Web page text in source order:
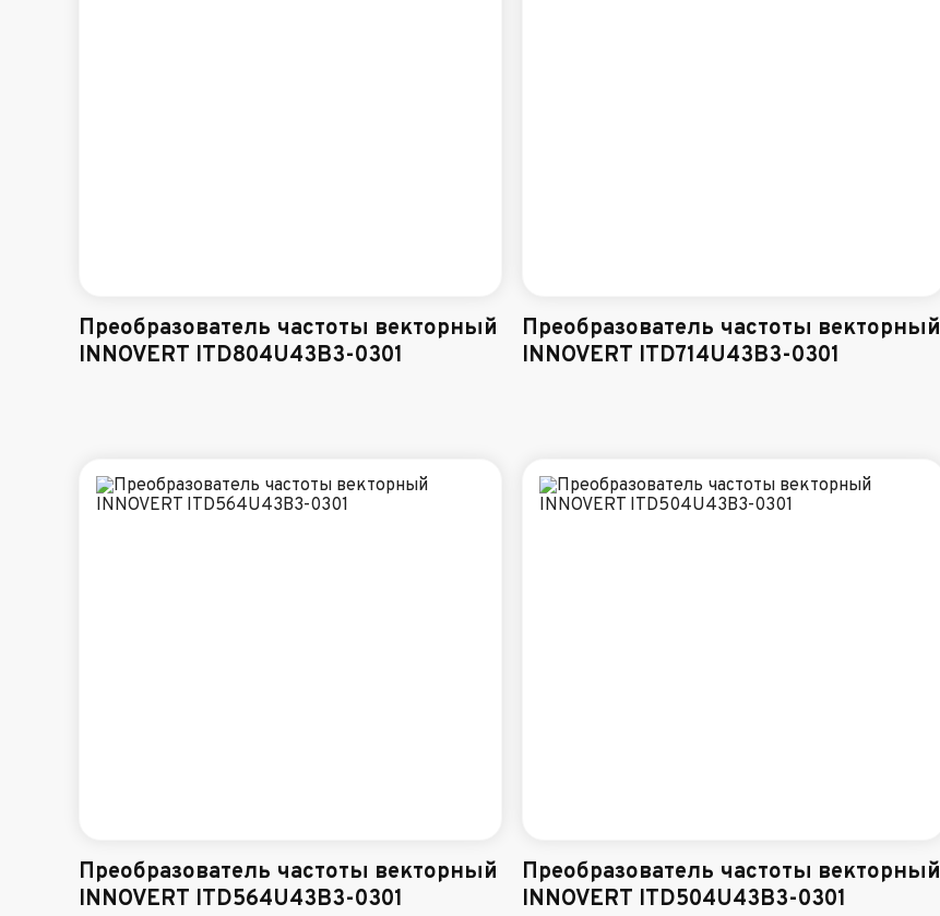
Преобразователь частоты векторный
INNOVERT ITD804U43B3-0301
Преобразователь частоты векторный
INNOVERT ITD714U43B3-0301
Преобразователь частоты векторный
INNOVERT ITD564U43B3-0301
Преобразователь частоты векторный
INNOVERT ITD504U43B3-0301